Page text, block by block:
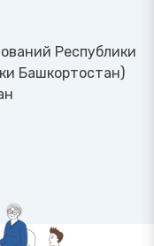
Республики
Башкортостан)